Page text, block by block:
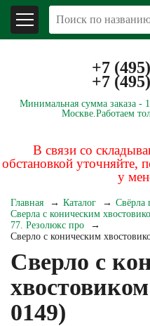
+7
+7
Минимальная сумма заказа -
Москве.Работаем
В связи со
обстановкой уточняйте,
у
Главная Каталог
Свёрла
Сверла с коническим
77. Резолюкс про
Сверло с коническим
Сверло с
0149)